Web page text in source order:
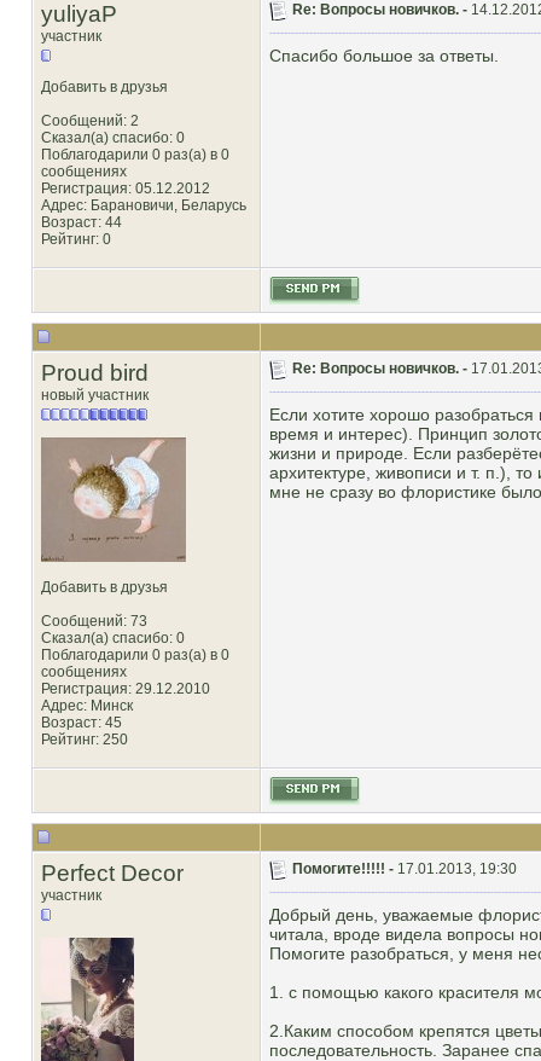
yuliyaP
участник
Добавить в друзья
Сообщений: 2
Сказал(а) спасибо: 0
Поблагодарили 0 раз(а) в 0
сообщениях
Регистрация: 05.12.2012
Адрес: Барановичи, Беларусь
Возраст: 44
Рейтинг: 0
Re: Вопросы новичков. -
Спасибо большое за ответы.
Proud bird
новый участник
Добавить в друзья
Сообщений: 73
Сказал(а) спасибо: 0
Поблагодарили 0 раз(а) в 0
сообщениях
Регистрация: 29.12.2010
Адрес: Минск
Возраст: 45
Рейтинг: 250
Re: Вопросы новичков. -
Если хотите хорошо
время и интерес). Принцип
жизни и природе. Если
архитектуре, живописи и т. п.),
мне не сразу во флористике
Perfect Decor
участник
Помогите!!!!! - 17.01.2013, 19:30
Добрый день, уважаемые
читала, вроде видела вопросы
Помогите разобраться, у меня
1. с помощью какого красителя
2.Каким способом крепятся
последовательность. Заранее